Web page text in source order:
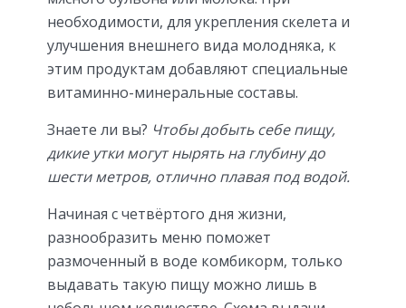
необходимости, для укрепления скелета и
улучшения внешнего вида молодняка, к
этим продуктам добавляют специальные
витаминно-минеральные составы.
Знаете ли вы? Чтобы добыть себе пищу,
дикие утки могут нырять на глубину до
шести метров, отлично плавая под водой.
Начиная с четвёртого дня жизни,
разнообразить меню поможет
размоченный в воде комбикорм, только
выдавать такую пищу можно лишь в